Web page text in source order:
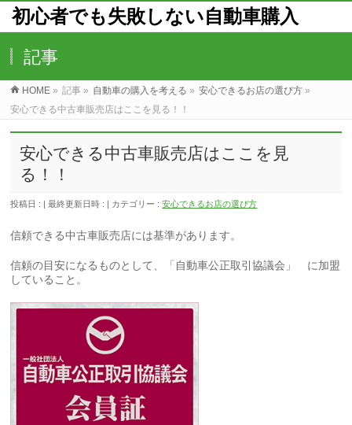
初心者でも失敗しない自動車購入
記事
HOME » 記事 » 自動車の購入を考える » 安心できるお店の選び方 »
安心できる中古車販売店はここを見る！！
安心できる中古車販売店はここを見
る！！
投稿日 : 最終更新日時 : カテゴリー :安心できるお店の選び方
信頼できる中古車販売店には基準があります。
信頼の目安になるものとして、「自動車公正取引協議会」 に加盟
していること。